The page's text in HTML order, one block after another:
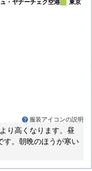
・ヤナーチェク空港 東京
服装アイコンの説明
り高くなります。昼
す。朝晩のほうが寒い